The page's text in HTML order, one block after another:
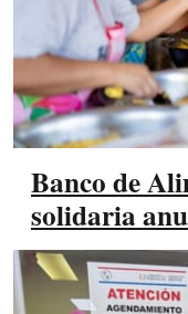
Banco de
solidaria